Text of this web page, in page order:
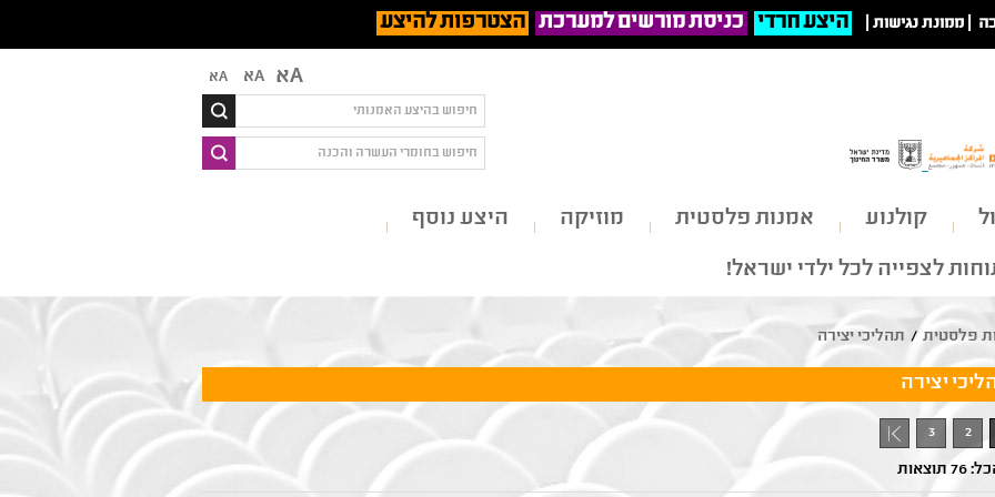
ממונת נגישות היצע חרדי כניסת מורשים למערכת הצטרפות להיצע
Aא Aא Aא
קולנוע אמנות פלסטית מוזיקה
היצע נוסף
לצפייה לכל ילדי ישראל!
פלסטית / תהליכי יצירה
יצירה
2
3
תוצאות